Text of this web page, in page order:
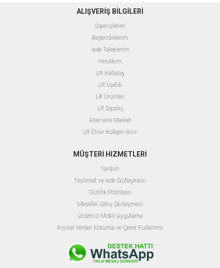
ALIŞVERİŞ BİLGİLERİ
Siparişlerim
Beğendiklerim
İade Taleplerim
Hesabım
LR Katalog
LR Üyelik
L R Ürünleri
LR Sipariş
Aloe Vera Market
LR Elixir Kolajen İksir
MÜŞTERİ HİZMETLERİ
Yardım
Teslimat ve İade Sözleşmesi
Gizlilik Politikası
Mesefeli Satış Sözleşmesi
Ücretsiz Mobil Uygulama
Kişisel Verileri Koruma ve Çerez Kullanımı